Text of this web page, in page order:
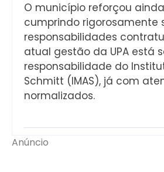
O município reforçou
cumprindo rigorosamente
responsabilidades
atual gestão da UPA está
responsabilidade do
Schmitt (IMAS), já com
normalizados.
Anúncio